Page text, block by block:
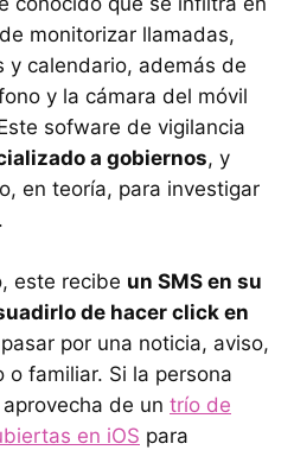
monitorizar llamadas,
y calendario, además de
y la cámara del móvil
sofware de vigilancia
a gobiernos, y
en teoría, para investigar
este recibe un SMS en su
de hacer click en
por una noticia, aviso,
familiar. Si la persona
de un trío de
en iOS para